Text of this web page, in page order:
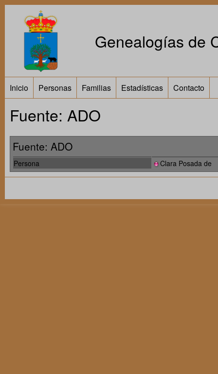
Genealogías de
Inicio Personas Familias Estadísticas Contacto
Fuente: ADO
Fuente: ADO
Persona Clara Posada de